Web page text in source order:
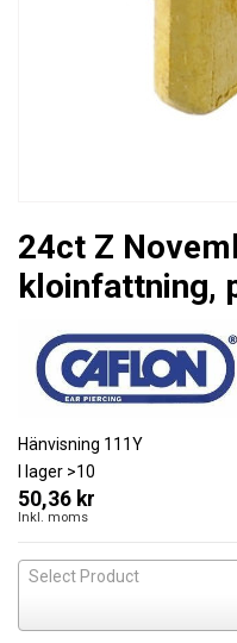
24ct Z
kloinfattning,
Hänvisning 111Y
I lager >10
50,36 kr
Inkl. moms
Select Product